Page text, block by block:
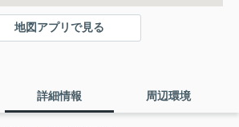
地図アプリで見る
詳細情報 周辺環境